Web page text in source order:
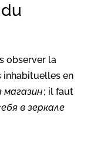
observer la
inhabituelles en
магазин; il faut
в зеркале